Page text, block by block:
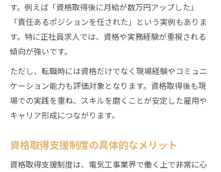
す。例えば「資格取得後に月給が数万円アップした」
「責任あるポジションを任された」という実例もありま
す。特に正社員求人では、資格や実務経験が重視される
傾向が強いです。
ただし、転職時には資格だけでなく現場経験やコミュニ
ケーション能力も評価対象となります。資格取得後も現
場での実践を重ね、スキルを磨くことが安定した雇用や
キャリア形成につながります。
資格取得支援制度の具体的なメリット
資格取得支援制度は、電気工事業界で働く上で非常に心